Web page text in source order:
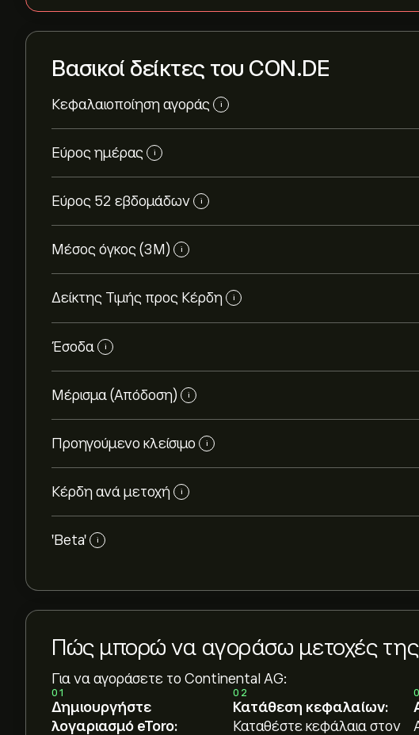
Βασικοί δείκτες του CON.DE
Κεφαλαιοποίηση αγοράς i
Εύρος ημέρας i
Εύρος 52 εβδομάδων i
Μέσος όγκος (3Μ) i
Δείκτης Τιμής προς Κέρδη i
Έσοδα i
Μέρισμα (Απόδοση) i
Προηγούμενο κλείσιμο i
Κέρδη ανά μετοχή i
'Beta' i
Πώς μπορώ να αγοράσω μετοχές
Για να αγοράσετε το Continental AG:
01
Δημιουργήστε
λογαριασμό eToro:
02
Κατάθεση κεφαλαίων:
Καταθέστε κεφάλαια στον